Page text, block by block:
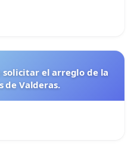
solicitar el arreglo de la
de Valderas.